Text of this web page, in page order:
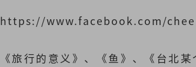
https://www.facebook.com/
《旅行的意义》、《鱼》、《台北